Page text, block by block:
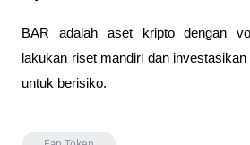
BAR adalah aset kripto dengan
lakukan riset mandiri dan
untuk berisiko.